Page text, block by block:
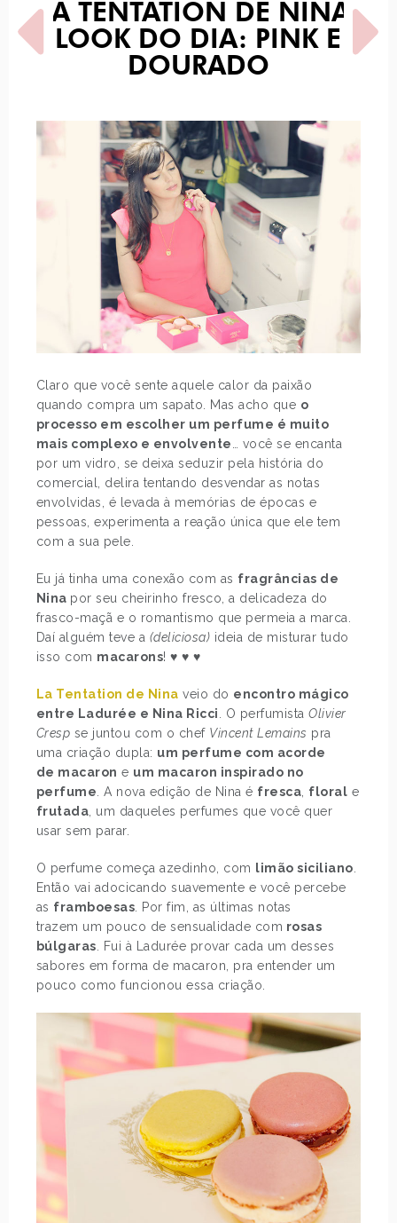
LA TENTATION DE NINA,
LOOK DO DIA: PINK E
DOURADO
Claro que você sente aquele calor da paixão
quando compra um sapato. Mas acho que o
processo em escolher um perfume é muito
mais complexo e envolvente
… você se encanta
por um vidro, se deixa seduzir pela história do
comercial, delira tentando desvendar as notas
envolvidas, é levada à memórias de épocas e
pessoas, experimenta a reação única que ele tem
com a sua pele.
Eu já tinha uma conexão com as fragrâncias de
Nina por seu cheirinho fresco, a delicadeza do
frasco-maçã e o romantismo que permeia a marca.
Daí alguém teve a (deliciosa) ideia de misturar tudo
isso com macarons! ♥ ♥ ♥
La Tentation de Nina veio do encontro mágico
entre Ladurée e Nina Ricci
. O perfumistaOlivier
Cresp se juntou com o chef Vincent Lemains pra
uma criação dupla: um perfume com acorde
de macaron e um macaron inspirado no
perfume . A nova edição de Nina é fresca floral e
frutada , um daqueles perfumes que você quer
usar sem parar.
O perfume começa azedinho, com limão siciliano
Então vai adocicando suavemente e você percebe
as framboesas . Por fim, as últimas notas
trazem um pouco de sensualidade com rosas
búlgaras . Fui à Ladurée provar cada um desses
sabores em forma de macaron, pra entender um
pouco como funcionou essa criação.
POST ANTERIOR
JAPÃO - 10 COISAS PRA
COMPRAR NA FARMÁCIA
PRÓXIMO POST
LOOK DO DIA: COLAR
STATEMENT